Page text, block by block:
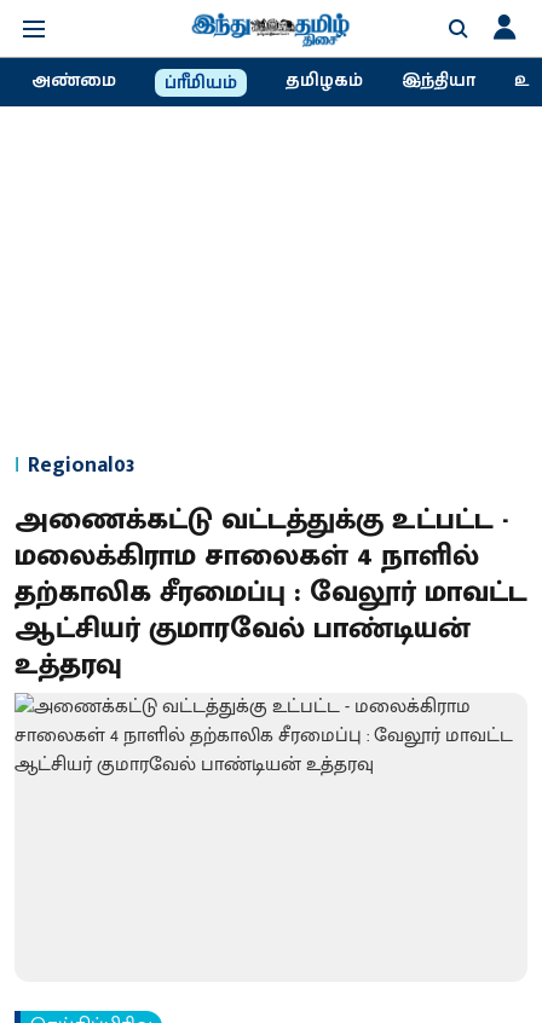
அண்மை ப்ரீமியம் தமிழகம் இந்தியா
Regional03
அணைக்கட்டு வட்டத்துக்கு உட்பட்ட -
மலைக்கிராம சாலைகள் 4 நாளில்
தற்காலிக சீரமைப்பு : வேலூர் மாவட்ட
ஆட்சியர் குமாரவேல் பாண்டியன்
உத்தரவு